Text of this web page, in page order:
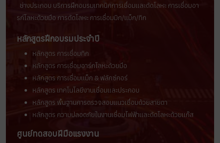
ช่างประกอบ บริการฝึกอบรมเทคนิคการเชื่อมเเละตัดโลหะ การเชื่อมอา
รก์โลหะด้วยมือ การตัดโลหะ การเชื่อมมิก/เเม็ก/ทิก
หลักสูตรฝึกอบรมประจำปี
หลักสูตร การเชื่อมทิก
หลักสูตร การเชื่อมอาร์กโลหะด้วยมือ
หลักสูตร การเชื่อมแม็ก & ฟลักซ์คอร์
หลักสูตร เทคโนโลยีงานเชื่อมและประกอบ
หลักสูตร พื้นฐานการตรวจสอบแนวเชื่อมด้วยสายตา
หลักสูตร ความปลอดภัยในงานเชื่อมไฟฟ้าและตัดโลหะด้วยแก๊ส
ศูนย์ทดสอบฝีมือแรงงาน